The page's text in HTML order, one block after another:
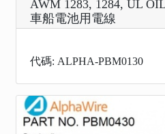
AWM 1283, 1284, UL
車船電池用電線
代碼: ALPHA-PBM0130